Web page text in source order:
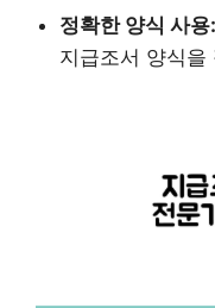
정확한 양식 사용:
지급조서 양식을